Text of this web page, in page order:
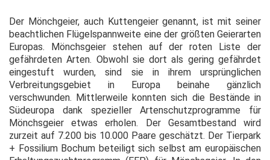
Der Mönchgeier, auch Kuttengeier genannt, ist mit seiner
beachtlichen Flügelspannweite eine der größten Geierarten
Europas. Mönchsgeier stehen auf der roten Liste der
gefährdeten Arten. Obwohl sie dort als gering gefährdet
eingestuft wurden, sind sie in ihrem ursprünglichen
Verbreitungsgebiet in Europa beinahe gänzlich
verschwunden. Mittlerweile konnten sich die Bestände in
Südeuropa dank spezieller Artenschutzprogramme für
Mönchsgeier etwas erholen. Der Gesamtbestand wird
zurzeit auf 7.200 bis 10.000 Paare geschätzt. Der Tierpark
+ Fossilium Bochum beteiligt sich selbst am europäischen